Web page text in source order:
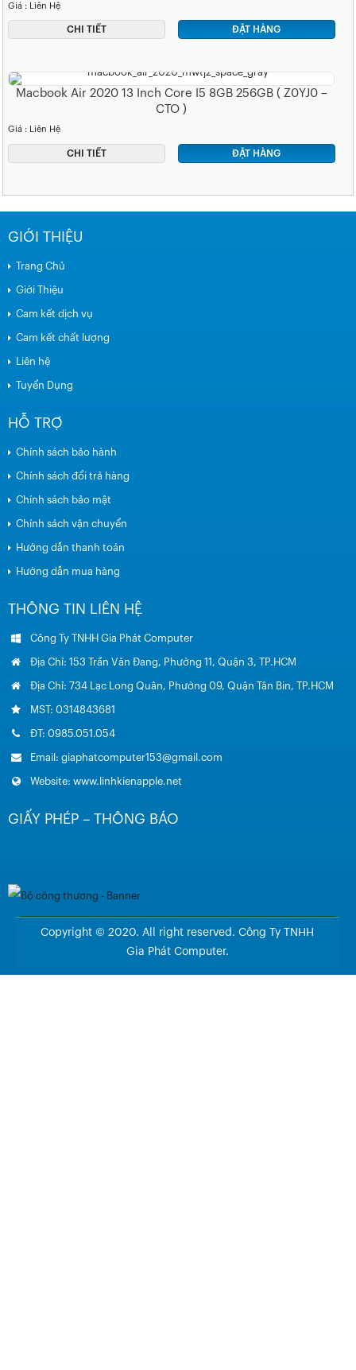
Giá : Liên Hệ
CHI TIẾT ĐẶT HÀNG
Macbook Air 2020 13 Inch Core I5 8GB 256GB ( Z0YJ0 –
CTO )
Giá : Liên Hệ
CHI TIẾT ĐẶT HÀNG
GIỚI THIỆU
Trang Chủ
Giới Thiệu
Cam kết dịch vụ
Cam kết chất lượng
Liên hệ
Tuyển Dụng
HỖ TRỢ
Chính sách bảo hành
Chính sách đổi trả hàng
Chính sách bảo mật
Chính sách vận chuyển
Hướng dẫn thanh toán
Hướng dẫn mua hàng
THÔNG TIN LIÊN HỆ
Công Ty TNHH Gia Phát Computer
Địa Chỉ: 153 Trần Văn Đang, Phường 11, Quận 3, TP.HCM
Địa Chỉ: 734 Lạc Long Quân, Phường 09, Quận Tân Bin, TP.HCM
MST: 0314843681
ĐT: 0985.051.054
Email: giaphatcomputer153@gmail.com
Website: www.linhkienapple.net
GIẤY PHÉP – THÔNG BÁO
Copyright © 2020. All right reserved. Công Ty TNHH
Gia Phát Computer.